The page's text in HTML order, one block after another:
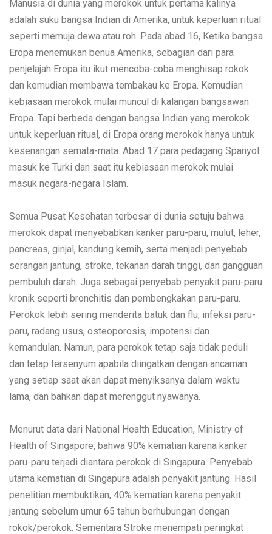
Manusia di dunia yang merokok untuk pertama kalinya
adalah suku bangsa Indian di Amerika, untuk keperluan ritual
seperti memuja dewa atau roh. Pada abad 16, Ketika bangsa
Eropa menemukan benua Amerika, sebagian dari para
penjelajah Eropa itu ikut mencoba-coba menghisap rokok
dan kemudian membawa tembakau ke Eropa. Kemudian
kebiasaan merokok mulai muncul di kalangan bangsawan
Eropa. Tapi berbeda dengan bangsa Indian yang merokok
untuk keperluan ritual, di Eropa orang merokok hanya untuk
kesenangan semata-mata. Abad 17 para pedagang Spanyol
masuk ke Turki dan saat itu kebiasaan merokok mulai
masuk negara-negara Islam.
Semua Pusat Kesehatan terbesar di dunia setuju bahwa
merokok dapat menyebabkan kanker paru-paru, mulut, leher,
pancreas, ginjal, kandung kemih, serta menjadi penyebab
serangan jantung, stroke, tekanan darah tinggi, dan gangguan
pembuluh darah. Juga sebagai penyebab penyakit paru-paru
kronik seperti bronchitis dan pembengkakan paru-paru.
Perokok lebih sering menderita batuk dan flu, infeksi paru-
paru, radang usus, osteoporosis, impotensi dan
kemandulan. Namun, para perokok tetap saja tidak peduli
dan tetap tersenyum apabila diingatkan dengan ancaman
yang setiap saat akan dapat menyiksanya dalam waktu
lama, dan bahkan dapat merenggut nyawanya.
Menurut data dari National Health Education, Ministry of
Health of Singapore, bahwa 90% kematian karena kanker
paru-paru terjadi diantara perokok di Singapura. Penyebab
utama kematian di Singapura adalah penyakit jantung. Hasil
penelitian membuktikan, 40% kematian karena penyakit
jantung sebelum umur 65 tahun berhubungan dengan
rokok/perokok. Sementara Stroke menempati peringkat